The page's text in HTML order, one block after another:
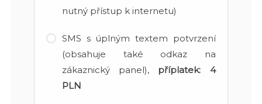
nutný přístup k internetu)
SMS s úplným textem potvrzení
(obsahuje také odkaz na
zákaznický panel), příplatek: 4
PLN